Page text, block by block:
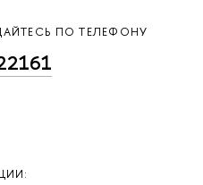
ПО ТЕЛЕФОНУ